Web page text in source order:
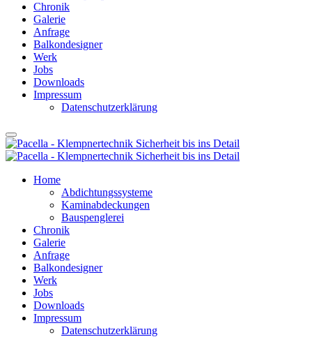
Chronik
Galerie
Anfrage
Balkondesigner
Werk
Jobs
Downloads
Impressum
Datenschutzerklärung
Home
Abdichtungssysteme
Kaminabdeckungen
Bauspenglerei
Chronik
Galerie
Anfrage
Balkondesigner
Werk
Jobs
Downloads
Impressum
Datenschutzerklärung